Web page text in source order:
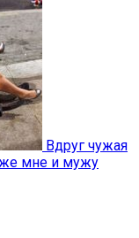
Вдруг чужая
мне и мужу